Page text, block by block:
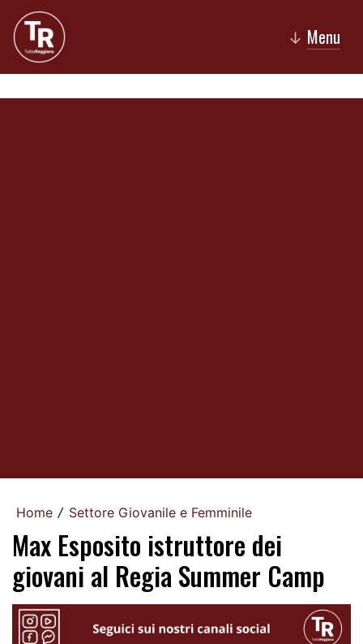
↓ Menu
Home / Settore Giovanile e Femminile
Max Esposito istruttore dei
giovani al Regia Summer Camp